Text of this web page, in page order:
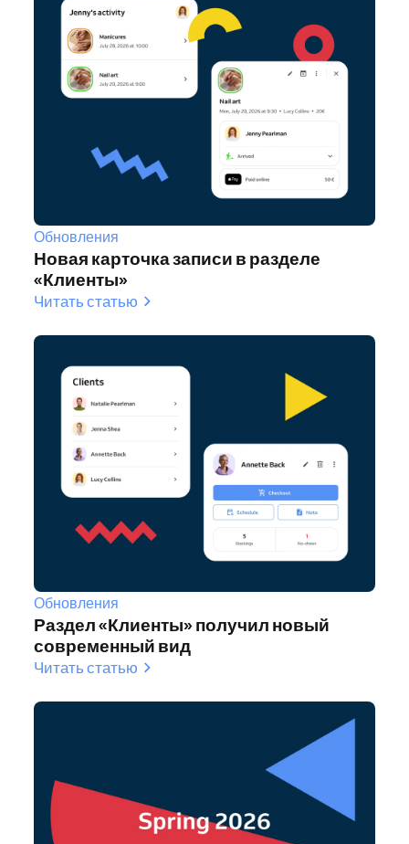
Обновления
Новая карточка записи в разделе
«Клиенты»
Читать статью
Обновления
Раздел «Клиенты» получил новый
современный вид
Читать статью